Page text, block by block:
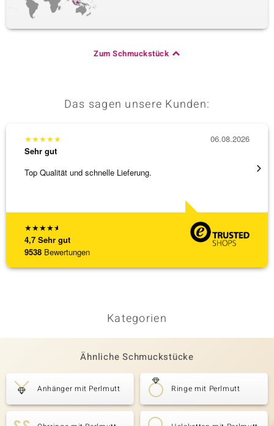
Zum Schmuckstück
Das sagen unsere Kunden:
★★★★★
4,7 Sehr gut
9538 Bewertungen
★★★★★
Sehr gut
Top Qualität und schnelle Lieferung.
06.08.2026
Kategorien
Ähnliche Schmuckstücke
Anhänger mit Perlmutt Ringe mit Perlmutt